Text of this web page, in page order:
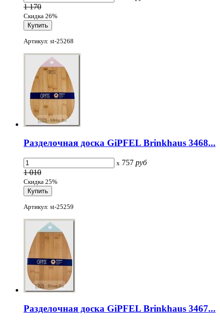
1 170
Скидка 26%
Артикул: st-25268
Разделочная доска GiPFEL Brinkhaus 3468...
x 757 руб
1 010
Скидка 25%
Артикул: st-25259
Разделочная доска GiPFEL Brinkhaus 3467...